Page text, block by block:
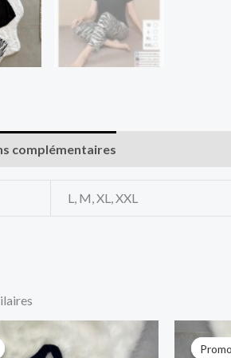
complémentaires
L, M, XL, XXL
Le
prix
actuel